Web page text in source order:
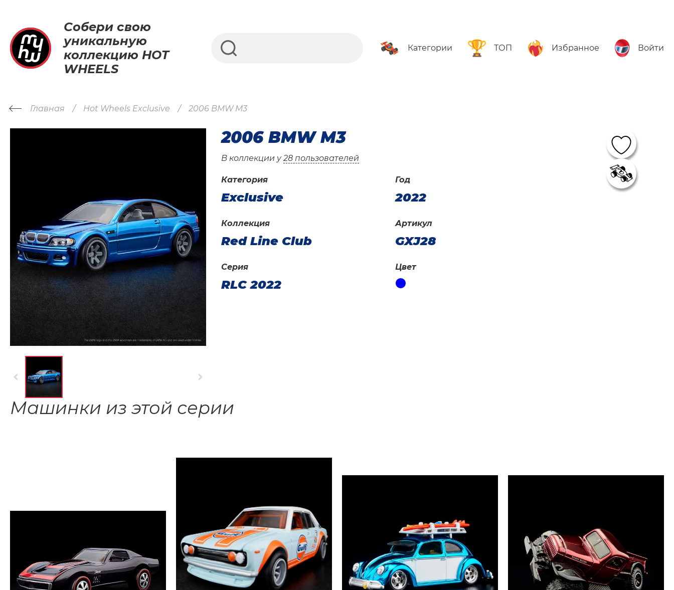
Собери свою
уникальную
коллекцию HOT
WHEELS
Категории ТОП Избранное Войти
Главная Hot Wheels Exclusive 2006 BMW M3
2006 BMW M3
В коллекции у28 пользователей
Категория
Exclusive
Год
2022
Коллекция
Red Line Club
Артикул
GXJ28
Серия
RLC 2022
Цвет
Машинки из этой серии